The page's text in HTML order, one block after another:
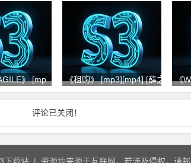
》 [mp 《租购》 [mp3][mp4] [薛之谦]《
评论已关闭！